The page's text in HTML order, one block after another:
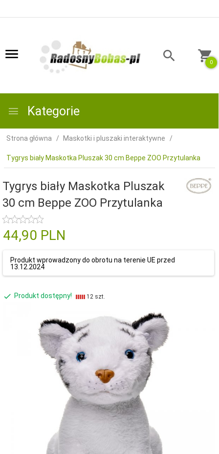
0
Kategorie
Strona główna Maskotki i pluszaki interaktywne
Tygrys biały Maskotka Pluszak 30 cm Beppe ZOO Przytulanka
Tygrys biały Maskotka Pluszak
30 cm Beppe ZOO Przytulanka
44,90 PLN
Produkt wprowadzony do obrotu na terenie UE przed
13.12.2024
Produkt dostępny! 12 szt.